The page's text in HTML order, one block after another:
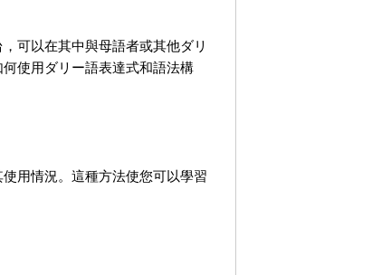
可以在其中與母語者或其他ダリ
使用ダリー語表達式和語法構
用情況。這種方法使您可以學習